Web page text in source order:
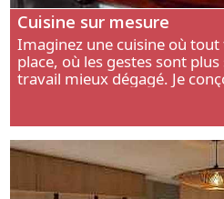
Cuisine sur mesure
Imaginez une cuisine où
place, où les gestes sont
travail mieux dégagé. Je
aménagement adapté à